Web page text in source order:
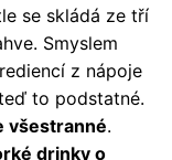
se skládá ze tří
Smyslem
z nápoje
to podstatné.
všestranné.
drinky o